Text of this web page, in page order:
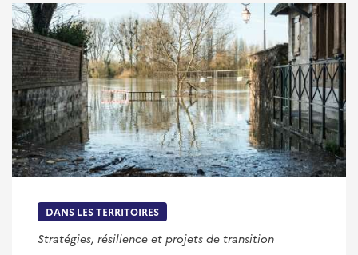
DANS LES TERRITOIRES
Stratégies, résilience et projets de transition